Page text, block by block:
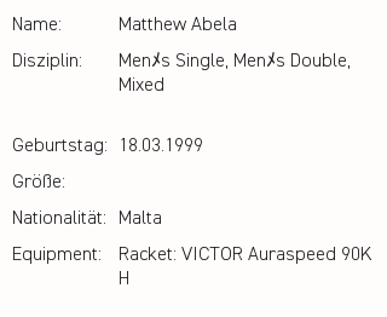
Name:
Disziplin:
Geburtstag:
Größe:
Nationalität:
Equipment:
Matthew Abela
Menﾒs Single, Menﾒs Double,
Mixed
18.03.1999
Malta
Racket: VICTOR Auraspeed 90K
H